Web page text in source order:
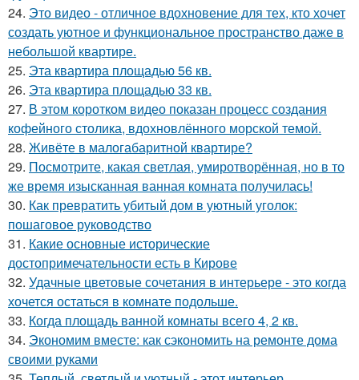
24. Это видео - отличное вдохновение для тех, кто хочет
создать уютное и функциональное пространство даже в
небольшой квартире.
25. Эта квартира площадью 56 кв.
26. Эта квартира площадью 33 кв.
27. В этом коротком видео показан процесс создания
кофейного столика, вдохновлённого морской темой.
28. Живёте в малогабаритной квартире?
29. Посмотрите, какая светлая, умиротворённая, но в то
же время изысканная ванная комната получилась!
30. Как превратить убитый дом в уютный уголок:
пошаговое руководство
31. Какие основные исторические
достопримечательности есть в Кирове
32. Удачные цветовые сочетания в интерьере - это когда
хочется остаться в комнате подольше.
33. Когда площадь ванной комнаты всего 4, 2 кв.
34. Экономим вместе: как сэкономить на ремонте дома
своими руками